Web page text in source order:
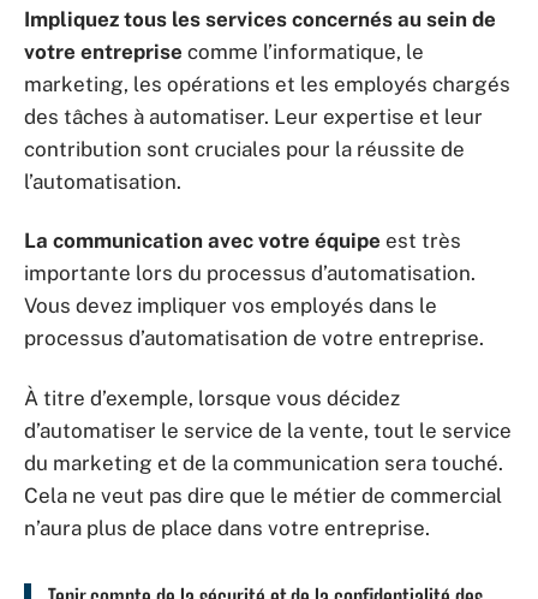
Impliquez tous les services concernés au sein de
votre entreprise comme l’informatique, le
marketing, les opérations et les employés chargés
des tâches à automatiser. Leur expertise et leur
contribution sont cruciales pour la réussite de
l’automatisation.
La communication avec votre équipe est très
importante lors du processus d’automatisation.
Vous devez impliquer vos employés dans le
processus d’automatisation de votre entreprise.
À titre d’exemple, lorsque vous décidez
d’automatiser le service de la vente, tout le service
du marketing et de la communication sera touché.
Cela ne veut pas dire que le métier de commercial
n’aura plus de place dans votre entreprise.